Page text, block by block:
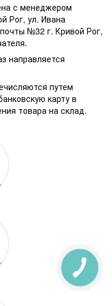
с менеджером
Рог, ул. Ивана
№32 г. Кривой Рог,
направляется
путем
карту в
товара на склад.